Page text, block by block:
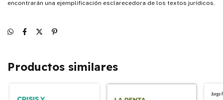
encontrarán una ejemplificación esclarecedora de los textos jurídicos.
Productos similares